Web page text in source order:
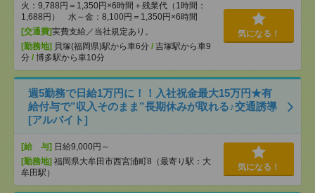
火：9,788円＝1,350円×6時間＋残業代（1時間：
1,688円） 水～金：8,100円＝1,350円×6時間
[交通費]実費支給／当社規定あり。
[勤務地] 貝塚(福岡県)駅から車6分 / 吉塚駅から車9
分 / 博多駅から車10分
気になる！
週5勤務で日給1万円に！！入社祝金最大15万円★有
給付与で”収入そのまま”長期休みが取れる♪交通誘導
[アルバイト]
[給 与] 日給9,000円～
[勤務地] 福岡県大牟田市西宮浦町8（最寄り駅：大
牟田駅）
気になる！